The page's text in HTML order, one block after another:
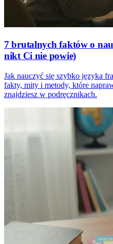
7 brutalnych faktów o
nikt Ci nie powie)
Jak nauczyć się szybko języka
fakty, mity i metody, które
znajdziesz w podręcznikach.